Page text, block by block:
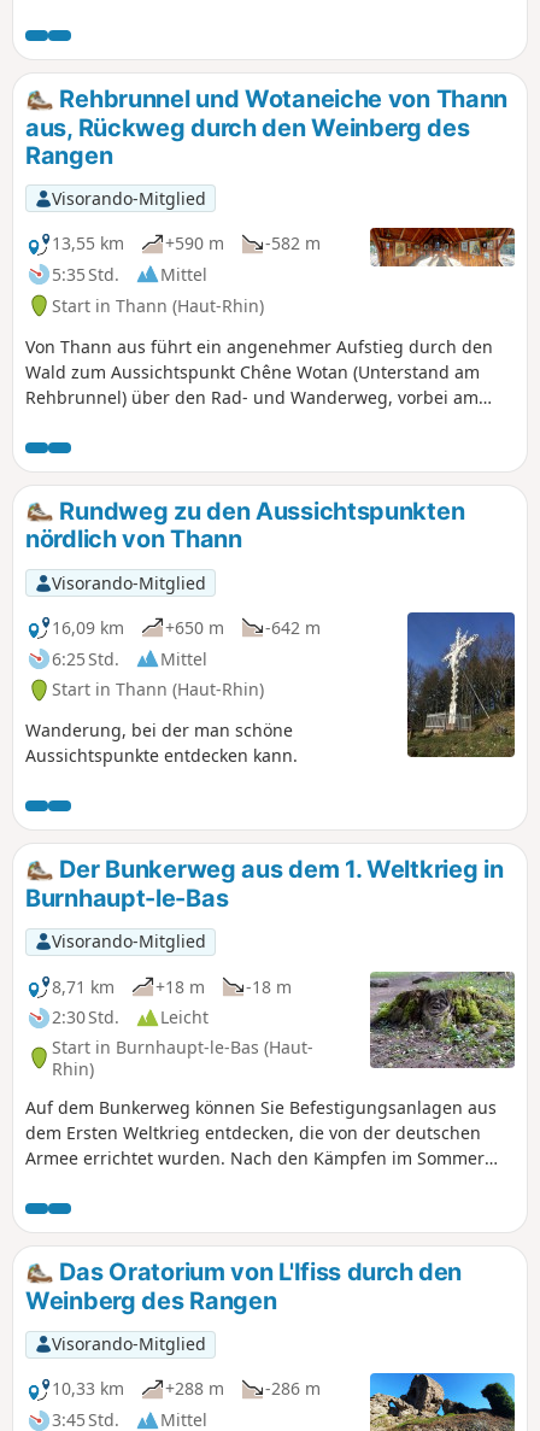
Fichten gewöhnt ist. Die landschaftliche
Vielfalt ist ein weiterer Pluspunkt: Wald,
Wiesen, Obstgärten, Weinberge.
Rehbrunnel und Wotaneiche von Thann
aus, Rückweg durch den Weinberg des
Rangen
Visorando-Mitglied
13,55 km
+590 m
-582 m
5:35 Std.
Mittel
Start in Thann (Haut-Rhin)
Von Thann aus führt ein angenehmer Aufstieg durch den
Wald zum Aussichtspunkt Chêne Wotan (Unterstand am
Rehbrunnel) über den Rad- und Wanderweg, vorbei am
der Waldkapelle vorbei. Rückweg über den Col de
Grumbach, die Ruinen der Burg Engelbourg (Oeil de la
Sorcière) und Aufstieg zum Kreuz des Rangen mit seinem
Aussichtspunkt, bevor es in einem gemütlichen Abstieg
durch die Weinberge geht, wobei man den herrlichen
Ausblick auf Thann und das Thur-Tal genießen kann.
Rundweg zu den Aussichtspunkten
nördlich von Thann
Visorando-Mitglied
16,09 km
+650 m
-642 m
6:25 Std.
Mittel
Start in Thann (Haut-Rhin)
Wanderung, bei der man schöne
Aussichtspunkte entdecken kann.
Der Bunkerweg aus dem 1. Weltkrieg in
Burnhaupt-le-Bas
Visorando-Mitglied
8,71 km
+18 m
-18 m
2:30 Std.
Leicht
Start in Burnhaupt-le-Bas (Haut-
Rhin)
Auf dem Bunkerweg können Sie Befestigungsanlagen aus
dem Ersten Weltkrieg entdecken, die von der deutschen
Armee errichtet wurden. Nach den Kämpfen im Sommer
auf der Linie Cernay-Dannemarie. Der Gemeindebann von
Burnhaupt-le-Bas bleibt auf deutscher Seite. Im Dezember
1914 und Januar 1915 zerschellten die französischen
Offensiven in diesem Sektor regelmäßig an den deutschen
Linien und forderten zahlreiche Opfer.
Das Oratorium von L'Ifiss durch den
Weinberg des Rangen
Visorando-Mitglied
10,33 km
+288 m
-286 m
3:45 Std.
Mittel